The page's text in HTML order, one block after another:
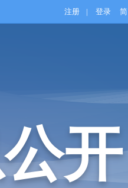
注册 | 登录 简
开